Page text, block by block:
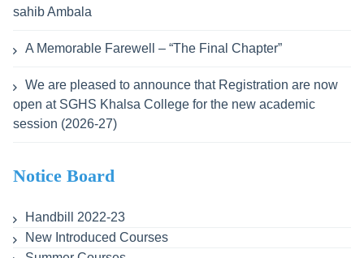
sahib Ambala
A Memorable Farewell – “The Final Chapter”
We are pleased to announce that Registration are now
open at SGHS Khalsa College for the new academic
session (2026-27)
Notice Board
Handbill 2022-23
New Introduced Courses
Summer Courses